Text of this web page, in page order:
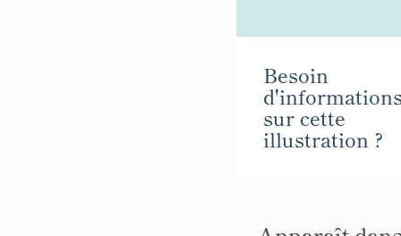
Besoin
sur cette
illustration ?